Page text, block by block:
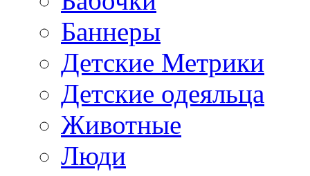
Баннеры
Детские Метрики
Детские одеяльца
Животные
Люди